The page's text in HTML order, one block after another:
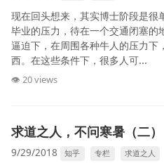
现在回头想来，其实博士阶段是很
毕业的压力，待在一个交通闭塞的
逼迫下，在周围各种牛人的压力下
西。在这些条件下，很多人可...
👁 20 views
求道之人，不问寒暑（二）
9/29/2018 知乎 专栏 求道之人